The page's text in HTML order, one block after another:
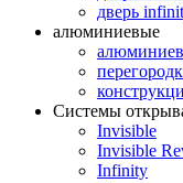
дверь
алюминиевые
Системы
Invisible
Invisible
Infinity